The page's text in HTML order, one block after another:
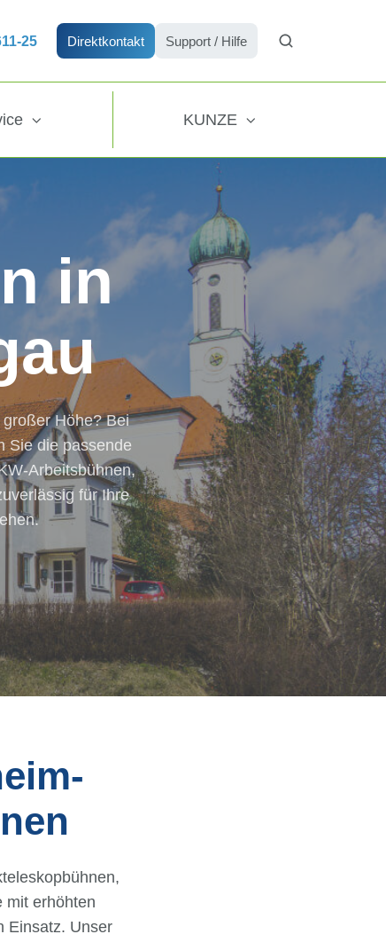
25 Direktkontakt Support / Hilfe
KUNZE
in
Höhe? Bei
Sie die passende
Arbeitsbühnen,
für Ihre
mit erhöhten
Einsatz. Unser